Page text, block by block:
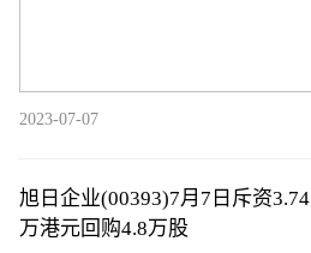
2023-07-07
旭日企业(00393)7月7日斥资3.74
万港元回购4.8万股